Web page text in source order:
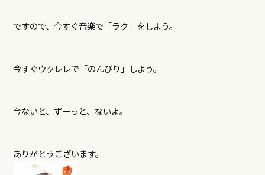
ですので、今すぐ音楽で「ラク」をしよう。
今すぐウクレレで「のんびり」しよう。
今ないと、ずーっと、ないよ。
ありがとうございます。